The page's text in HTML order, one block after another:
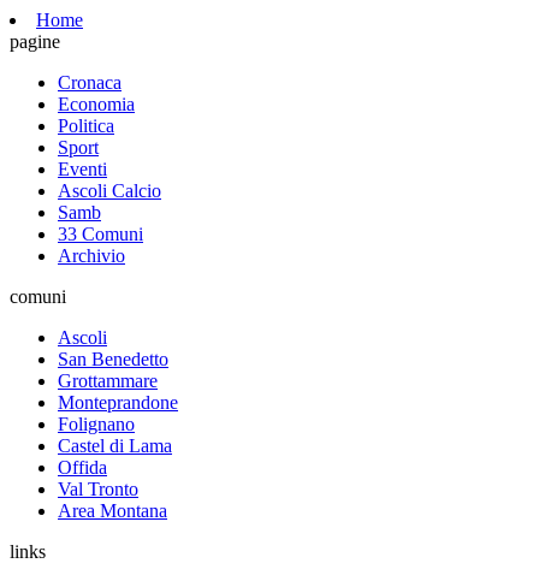
Home
pagine
Cronaca
Economia
Politica
Sport
Eventi
Ascoli Calcio
Samb
33 Comuni
Archivio
comuni
Ascoli
San Benedetto
Grottammare
Monteprandone
Folignano
Castel di Lama
Offida
Val Tronto
Area Montana
links